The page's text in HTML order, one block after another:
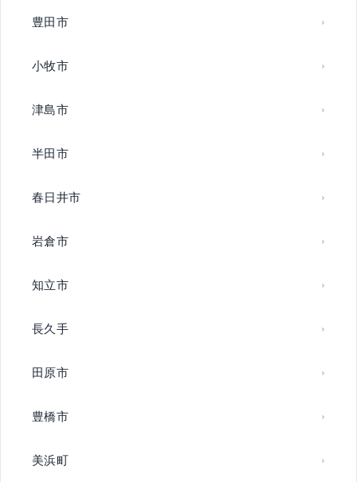
豊田市
小牧市
津島市
半田市
春日井市
岩倉市
知立市
長久手
田原市
豊橋市
美浜町